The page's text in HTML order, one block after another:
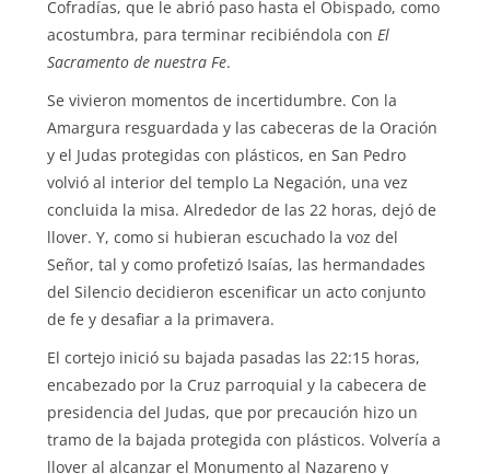
Cofradías, que le abrió paso hasta el Obispado, como
acostumbra, para terminar recibiéndola con El
Sacramento de nuestra Fe.
Se vivieron momentos de incertidumbre. Con la
Amargura resguardada y las cabeceras de la Oración
y el Judas protegidas con plásticos, en San Pedro
volvió al interior del templo La Negación, una vez
concluida la misa. Alrededor de las 22 horas, dejó de
llover. Y, como si hubieran escuchado la voz del
Señor, tal y como profetizó Isaías, las hermandades
del Silencio decidieron escenificar un acto conjunto
de fe y desafiar a la primavera.
El cortejo inició su bajada pasadas las 22:15 horas,
encabezado por la Cruz parroquial y la cabecera de
presidencia del Judas, que por precaución hizo un
tramo de la bajada protegida con plásticos. Volvería a
llover al alcanzar el Monumento al Nazareno y